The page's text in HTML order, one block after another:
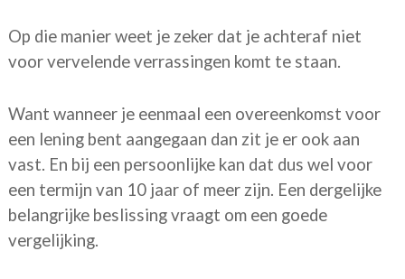
Op die manier weet je zeker dat je achteraf niet
voor vervelende verrassingen komt te staan.
Want wanneer je eenmaal een overeenkomst voor
een lening bent aangegaan dan zit je er ook aan
vast. En bij een persoonlijke kan dat dus wel voor
een termijn van 10 jaar of meer zijn. Een dergelijke
belangrijke beslissing vraagt om een goede
vergelijking.